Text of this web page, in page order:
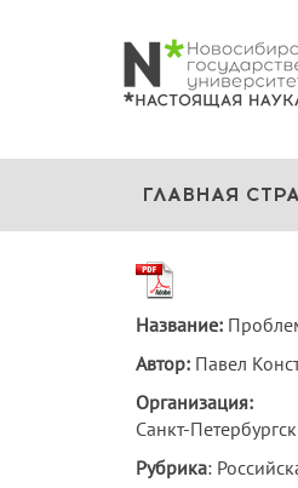
ГЛАВНАЯ
Название:
Автор: Павел
Организация:
Санкт-
Рубрика: